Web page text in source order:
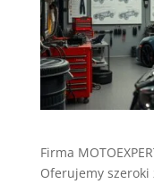
Firma
Oferujemy szeroki